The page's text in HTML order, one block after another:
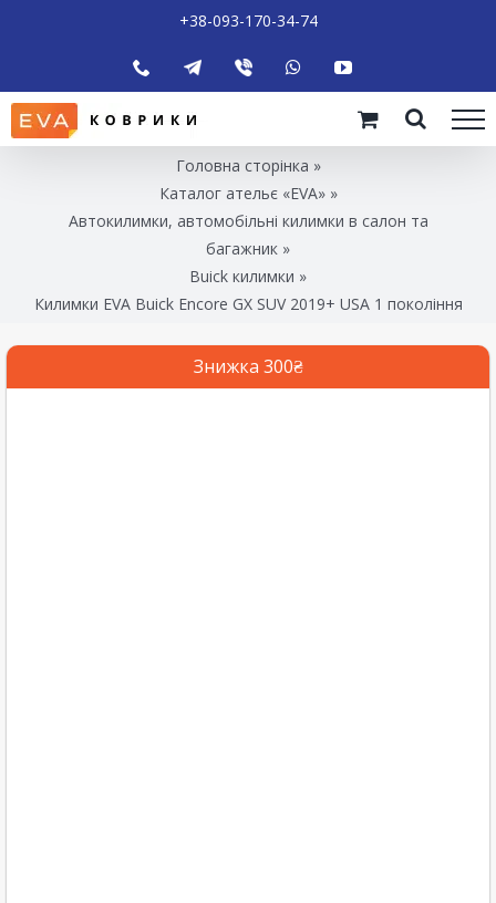
+38-093-170-34-74
Головна сторінка »
Каталог ательє «EVA»»
Автокилимки, автомобільні килимки в салон та
багажник »
Buick килимки »
Килимки EVA Buick Encore GX SUV 2019+ USA 1 покоління
Знижка 300₴